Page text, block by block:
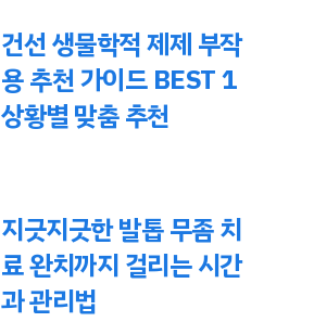
건선 생물학적 제제 부작
용 추천 가이드 BEST 1
상황별 맞춤 추천
지긋지긋한 발톱 무좀 치
료 완치까지 걸리는 시간
과 관리법